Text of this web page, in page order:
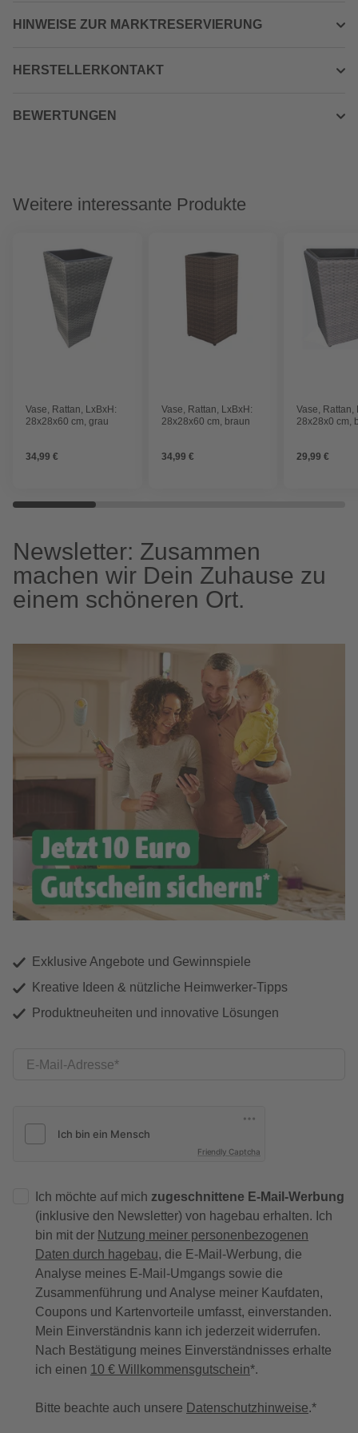
HINWEISE ZUR MARKTRESERVIERUNG
HERSTELLERKONTAKT
BEWERTUNGEN
Weitere interessante Produkte
Vase, Rattan, LxBxH:
28x28x60 cm, grau
34,99 €
Vase, Rattan, LxBxH:
28x28x60 cm, braun
34,99 €
Vase, Rattan,
28x28x0 cm,
29,99 €
Newsletter: Zusammen
machen wir Dein Zuhause zu
einem schöneren Ort.
Exklusive Angebote und Gewinnspiele
Kreative Ideen & nützliche Heimwerker-Tipps
Produktneuheiten und innovative Lösungen
E-Mail-Adresse
Friendly Captcha
Ich möchte auf mich zugeschnittene E-Mail-Werbung
(inklusive den Newsletter) von hagebau erhalten. Ich
bin mit der Nutzung meiner personenbezogenen
Daten durch hagebau, die E-Mail-Werbung, die
Analyse meines E-Mail-Umgangs sowie die
Zusammenführung und Analyse meiner Kaufdaten,
Coupons und Kartenvorteile umfasst, einverstanden.
Mein Einverständnis kann ich jederzeit widerrufen.
Nach Bestätigung meines Einverständnisses erhalte
ich einen 10 € Willkommensgutschein*.
Bitte beachte auch unsere Datenschutzhinweise.